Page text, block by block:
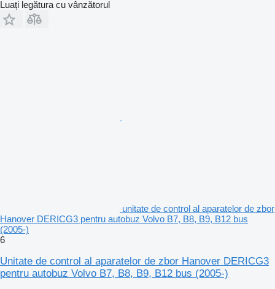
Luați legătura cu vânzătorul
unitate de control al aparatelor de zbor
Hanover DERICG3 pentru autobuz Volvo B7, B8, B9, B12 bus
(2005-)
6
Unitate de control al aparatelor de zbor Hanover DERICG3
pentru autobuz Volvo B7, B8, B9, B12 bus (2005-)